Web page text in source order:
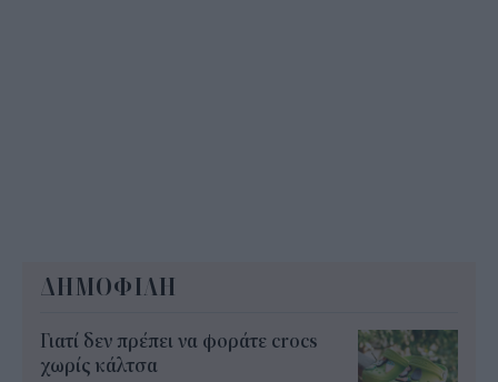
ΔΗΜΟΦΙΛΗ
Γιατί δεν πρέπει να φοράτε crocs
χωρίς κάλτσα